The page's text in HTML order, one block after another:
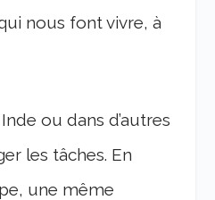
nous font vivre, à
ou dans d’autres
les tâches. En
une même